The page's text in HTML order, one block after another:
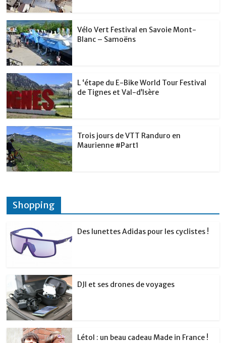
Vélo Vert Festival en Savoie Mont-
Blanc – Samoëns
L ‘étape du E-Bike World Tour Festival
de Tignes et Val-d’Isère
Trois jours de VTT Randuro en
Maurienne #Part1
Shopping
Des lunettes Adidas pour les cyclistes !
DJI et ses drones de voyages
Létol : un beau cadeau Made in France !